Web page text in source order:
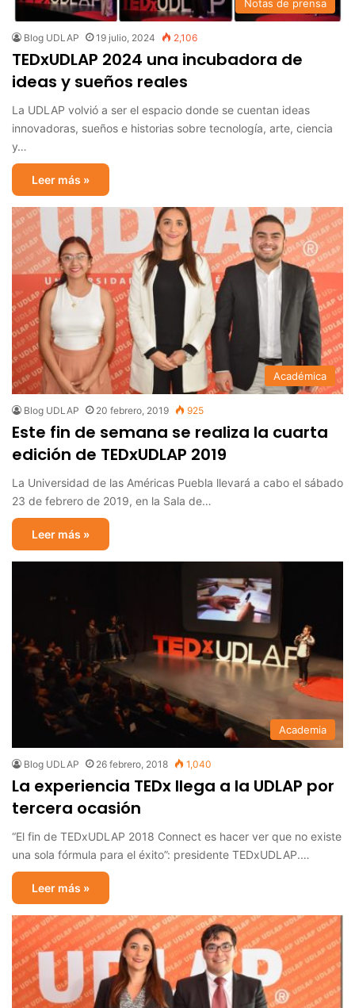
Notas de prensa
Blog UDLAP 19 julio, 2024 2,106
TEDxUDLAP 2024 una incubadora de
ideas y sueños reales
La UDLAP volvió a ser el espacio donde se cuentan ideas
innovadoras, sueños e historias sobre tecnología, arte, ciencia
y…
Leer más »
Académica
Blog UDLAP 20 febrero, 2019 925
Este fin de semana se realiza la cuarta
edición de TEDxUDLAP 2019
La Universidad de las Américas Puebla llevará a cabo el sábado
23 de febrero de 2019, en la Sala de…
Leer más »
Academia
Blog UDLAP 26 febrero, 2018 1,040
La experiencia TEDx llega a la UDLAP por
tercera ocasión
“El fin de TEDxUDLAP 2018 Connect es hacer ver que no existe
una sola fórmula para el éxito”: presidente TEDxUDLAP.…
Leer más »